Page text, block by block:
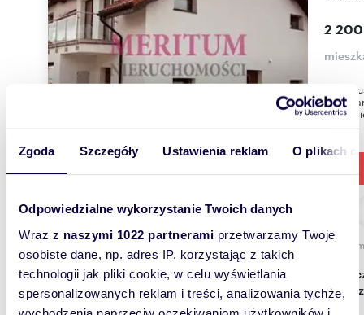
Zgoda Szczegóły Ustawienia reklam O plikach
Odpowiedzialne wykorzystanie Twoich danych
Wraz z naszymi 1022 partnerami przetwarzamy Twoje
osobiste dane, np. adres IP, korzystając z takich
technologii jak pliki cookie, w celu wyświetlania
spersonalizowanych reklam i treści, analizowania tychże,
2
ul.
m
z